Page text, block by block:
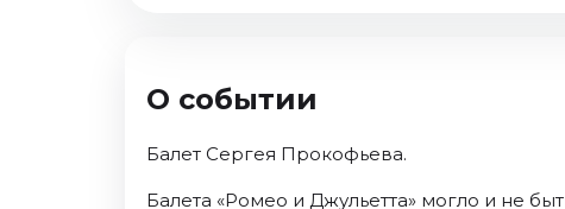
О событии
Балет Сергея Прокофьева.
Балета «Ромео и Джульетта» могло и не